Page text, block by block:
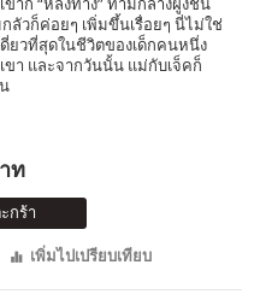
ลัวก็ค่อยๆ เพิ่มขึ้นเรื่อยๆ นี่ไม่ใช่
ยวที่สุดในชีวิตของเด็กคนหนึ่ง
ขา และจากวันนั้น แม่กับเจ็คก็
ท
กร้า
เพิ่มไปเปรียบเทียบ